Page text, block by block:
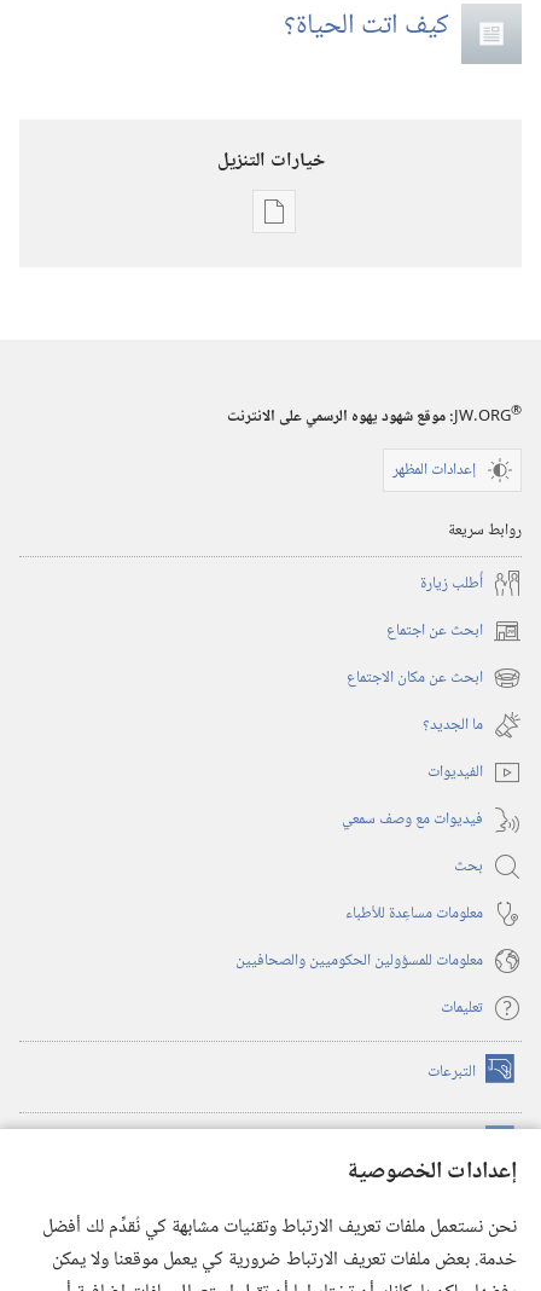
إعدادات الخصوصية
نحن نستعمل ملفات تعريف الارتباط وتقنيات مشابهة كي نُقدِّم لك أفضل
خدمة. بعض ملفات تعريف الارتباط ضرورية كي يعمل موقعنا ولا يمكن
كيف اتت الحياة؟‏
خيارات التنزيل
خيارات
‎٢٠٠١
JW.ORG®
:‏ موقع شهود يهوه الرسمي على الانترنت
إعدادات المظهر
روابط سريعة
أُطلب زيارة
ابحث عن اجتماع (يفتح
نافذة ابحث عن مكان الاجتماع (يفتح
نافذة
جديدة)
ما الجديد؟‏
الفيديوات
فيديوات مع وصف سمعي
بحث
معلومات مساعِدة للأطباء
معلومات للمسؤولين الحكوميين والصحافيين
تعليمات
التبرعات (يفتح
نافذة
(يفتح
نافذة
(يفتح
نافذة
جديدة) تطبيق ®
JW Library